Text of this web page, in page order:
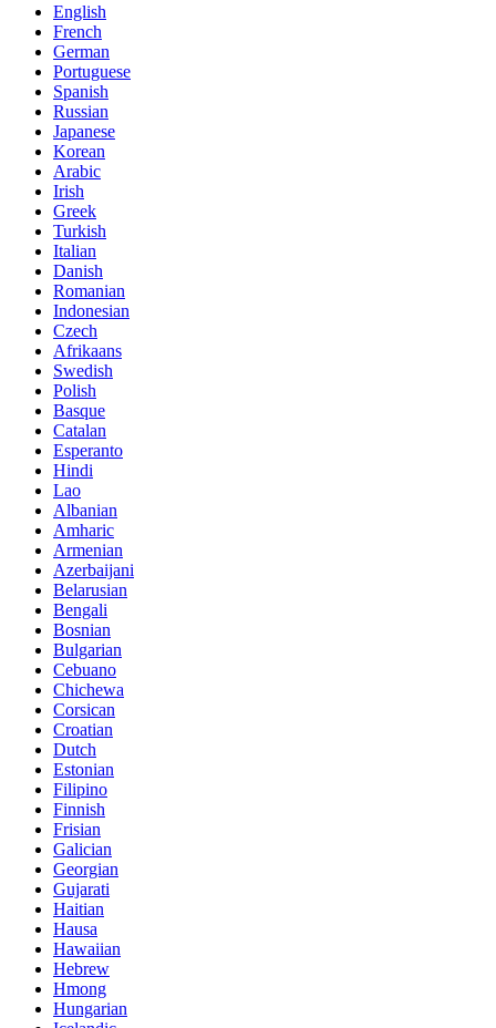
English
French
German
Portuguese
Spanish
Russian
Japanese
Korean
Arabic
Irish
Greek
Turkish
Italian
Danish
Romanian
Indonesian
Czech
Afrikaans
Swedish
Polish
Basque
Catalan
Esperanto
Hindi
Lao
Albanian
Amharic
Armenian
Azerbaijani
Belarusian
Bengali
Bosnian
Bulgarian
Cebuano
Chichewa
Corsican
Croatian
Dutch
Estonian
Filipino
Finnish
Frisian
Galician
Georgian
Gujarati
Haitian
Hausa
Hawaiian
Hebrew
Hmong
Hungarian